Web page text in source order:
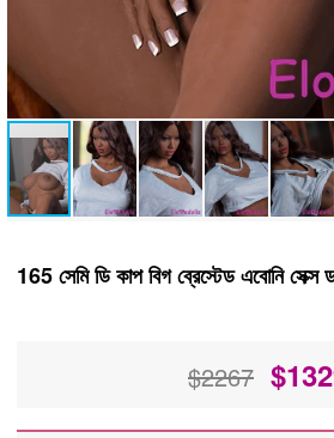
165 সেমি ডি কাপ বিগ ব্রেস্টেড এবোনি সেক্স
$2267 $